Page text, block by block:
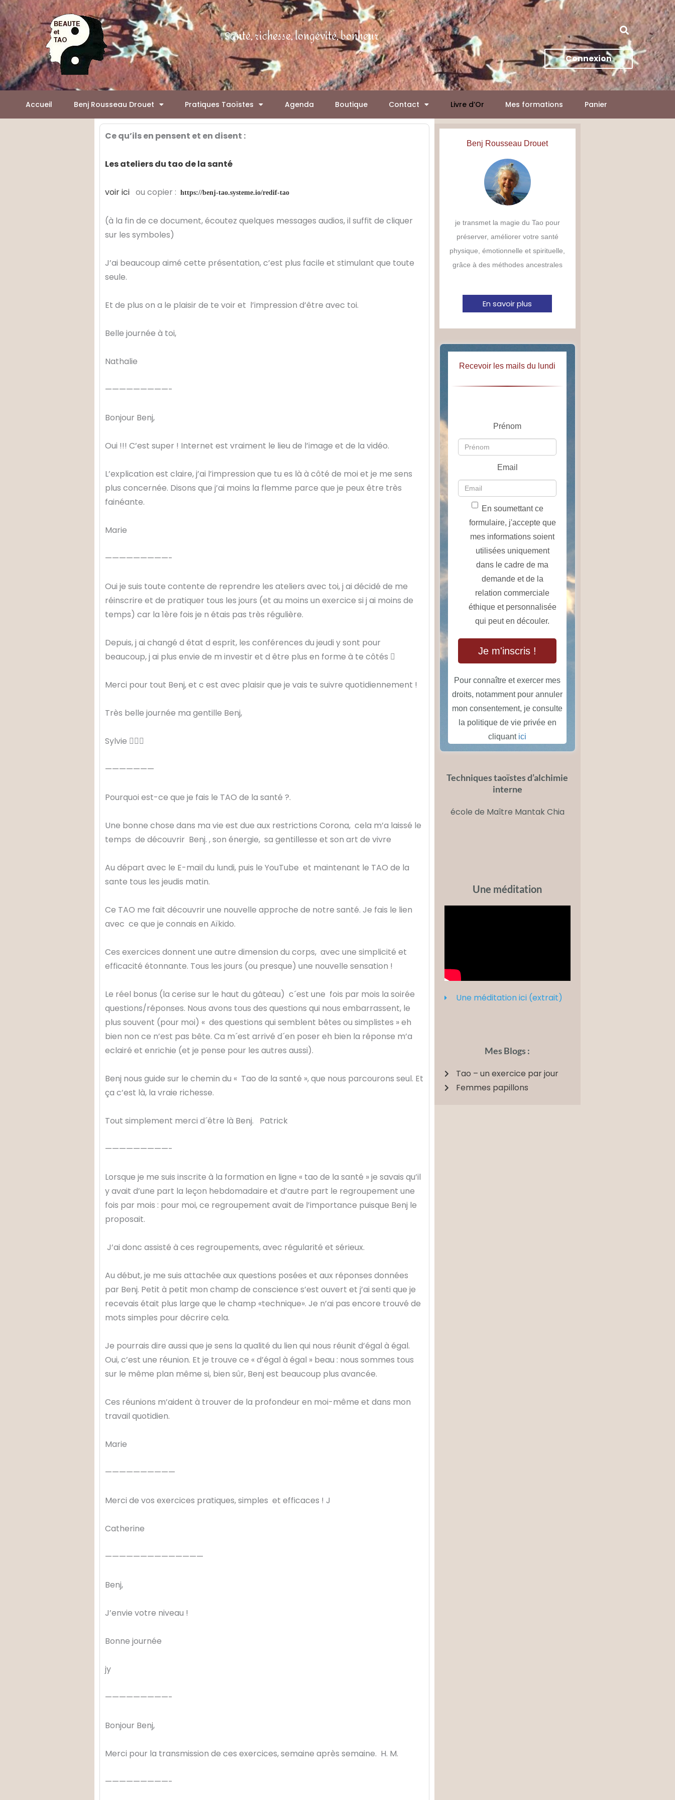
Aller
au
contenu
Santé, richesse, longévité, bonheur
Connexion
Accueil Benj Rousseau Drouet Pratiques Taoïstes Agenda Boutique Contact Livre d’Or Mes formations Panier
Ce qu’ils en pensent et en disent :
Les ateliers du tao de la santé
voir ici ou copier :https://benj-tao.systeme.io/redif-tao
(à la fin de ce document, écoutez quelques messages audios, il suffit de cliquer
sur les symboles)
J’ai beaucoup aimé cette présentation, c’est plus facile et stimulant que toute
seule.
Et de plus on a le plaisir de te voir et l’impression d’être avec toi.
Belle journée à toi,
Nathalie
—————————-
Bonjour Benj,
Oui !!! C’est super ! Internet est vraiment le lieu de l’image et de la vidéo.
L’explication est claire, j’ai l’impression que tu es là à côté de moi et je me sens
plus concernée. Disons que j’ai moins la flemme parce que je peux être très
fainéante.
Marie
—————————-
Oui je suis toute contente de reprendre les ateliers avec toi, j ai décidé de me
réinscrire et de pratiquer tous les jours (et au moins un exercice si j ai moins de
temps) car la 1ère fois je n étais pas très régulière.
Depuis, j ai changé d état d esprit, les conférences du jeudi y sont pour
beaucoup, j ai plus envie de m investir et d être plus en forme à te côtés 
Merci pour tout Benj, et c est avec plaisir que je vais te suivre quotidiennement !
Très belle journée ma gentille Benj,
Sylvie 
———————
Pourquoi est-ce que je fais le TAO de la santé ?.
Une bonne chose dans ma vie est due aux restrictions Corona, cela m’a laissé le
temps de découvrir Benj. , son énergie, sa gentillesse et son art de vivre
Au départ avec le E-mail du lundi, puis le YouTube et maintenant le TAO de la
sante tous les jeudis matin.
Ce TAO me fait découvrir une nouvelle approche de notre santé. Je fais le lien
avec ce que je connais en Aïkido.
Ces exercices donnent une autre dimension du corps, avec une simplicité et
efficacité étonnante. Tous les jours (ou presque) une nouvelle sensation !
Le réel bonus (la cerise sur le haut du gâteau) c´est une fois par mois la soirée
questions/réponses. Nous avons tous des questions qui nous embarrassent, le
plus souvent (pour moi) « des questions qui semblent bêtes ou simplistes » eh
bien non ce n’est pas bête. Ca m´est arrivé d´en poser eh bien la réponse m’a
eclairé et enrichie (et je pense pour les autres aussi).
Benj nous guide sur le chemin du « Tao de la santé », que nous parcourons seul. Et
ça c’est là, la vraie richesse.
Tout simplement merci d´être là Benj. Patrick
—————————-
Lorsque je me suis inscrite à la formation en ligne « tao de la santé » je savais qu’il
y avait d’une part la leçon hebdomadaire et d’autre part le regroupement une
fois par mois : pour moi, ce regroupement avait de l’importance puisque Benj le
proposait.
J’ai donc assisté à ces regroupements, avec régularité et sérieux.
Au début, je me suis attachée aux questions posées et aux réponses données
par Benj. Petit à petit mon champ de conscience s’est ouvert et j’ai senti que je
recevais était plus large que le champ «technique». Je n’ai pas encore trouvé de
mots simples pour décrire cela.
Je pourrais dire aussi que je sens la qualité du lien qui nous réunit d’égal à égal.
Oui, c’est une réunion. Et je trouve ce « d’égal à égal » beau : nous sommes tous
sur le même plan même si, bien sûr, Benj est beaucoup plus avancée.
Ces réunions m’aident à trouver de la profondeur en moi-même et dans mon
travail quotidien.
Marie
——————————
Merci de vos exercices pratiques, simples et efficaces !J
Catherine
——————————————
Benj,
J’envie votre niveau !
Bonne journée
jy
—————————-
Bonjour Benj,
Merci pour la transmission de ces exercices, semaine après semaine. H. M.
—————————-
Benj Rousseau Drouet
je transmet la magie du Tao pour
préserver, améliorer votre santé
physique, émotionnelle et spirituelle,
grâce à des méthodes ancestrales
En savoir plus
Recevoir les mails du lundi
Prénom
Email
En soumettant ce
formulaire, j'accepte que
mes informations soient
utilisées uniquement
dans le cadre de ma
demande et de la
relation commerciale
éthique et personnalisée
qui peut en découler.
Je m'inscris !
Pour connaître et exercer mes
droits, notamment pour annuler
mon consentement, je consulte
la politique de vie privée en
cliquant ici
Techniques taoïstes d’alchimie
interne
école de Maître Mantak Chia
Une méditation
Une méditation ici (extrait)
Mes Blogs :
Tao – un exercice par jour
Femmes papillons
Panneau de gestion des cookies